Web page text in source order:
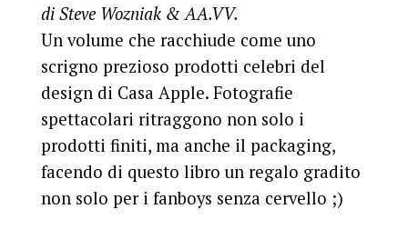
di Steve Wozniak & AA.VV.
Un volume che racchiude come uno
scrigno prezioso prodotti celebri del
design di Casa Apple. Fotografie
spettacolari ritraggono non solo i
prodotti finiti, ma anche il packaging,
facendo di questo libro un regalo gradito
non solo per i fanboys senza cervello ;)